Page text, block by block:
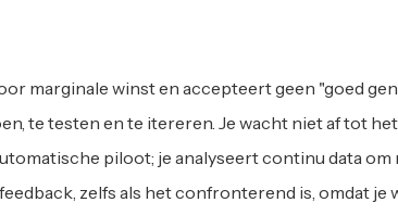
marginale winst en accepteert geen "goed
te testen en te itereren. Je wacht niet af tot
piloot; je analyseert continu data
zelfs als het confronterend is, omdat je